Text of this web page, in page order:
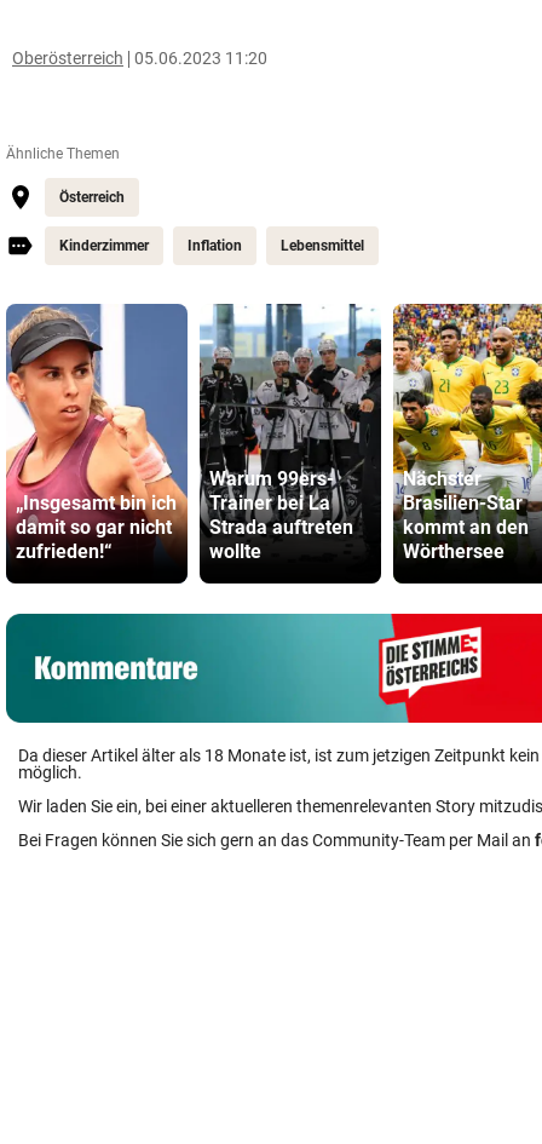
Oberösterreich 05.06.2023 11:20
Ähnliche Themen
Österreich
Kinderzimmer Inflation Lebensmittel
„Insgesamt bin ich
damit so gar nicht
zufrieden!“
Warum 99ers-
Trainer bei La
Strada auftreten
wollte
Nächster
Brasilien-Star
kommt an den
Wörthersee
Da dieser Artikel älter als 18 Monate ist, ist zum jetzigen Zeitpunkt
möglich.
Wir laden Sie ein, bei einer aktuelleren themenrelevanten Story
Bei Fragen können Sie sich gern an das Community-Team per Mail an